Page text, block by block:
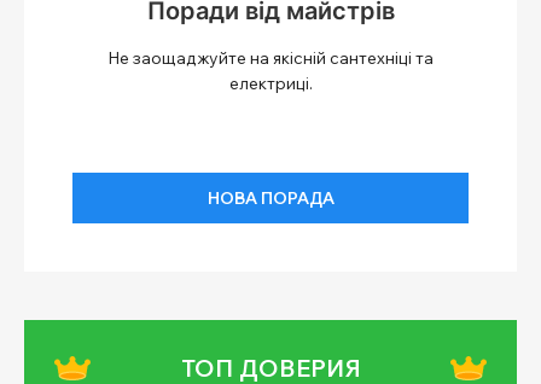
Поради від майстрів
Не заощаджуйте на якісній сантехніці та
електриці.
НОВА ПОРАДА
ТОП ДОВЕРИЯ